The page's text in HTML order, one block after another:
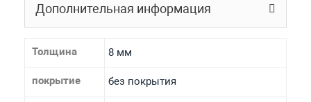
Дополнительная информация
Толщина 8 мм
покрытие без покрытия